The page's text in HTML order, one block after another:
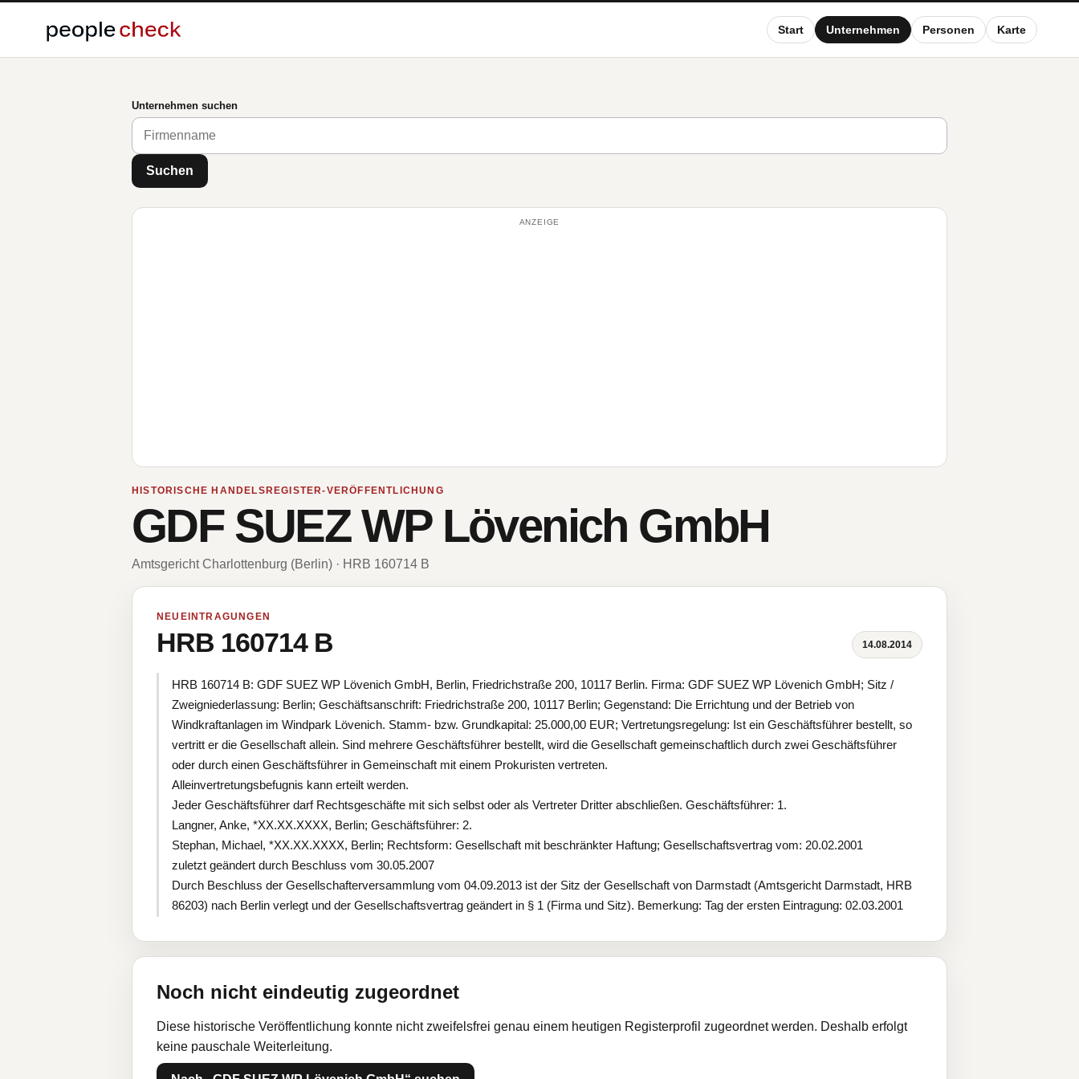
Start Unternehmen Personen Karte
Unternehmen suchen
Suchen
ANZEIGE
HISTORISCHE HANDELSREGISTER-VERÖFFENTLICHUNG
GDF SUEZ WP Lövenich GmbH
Amtsgericht Charlottenburg (Berlin) · HRB 160714 B
NEUEINTRAGUNGEN
HRB 160714 B 14.08.2014
HRB 160714 B: GDF SUEZ WP Lövenich GmbH, Berlin, Friedrichstraße 200, 10117 Berlin. Firma: GDF SUEZ WP Lövenich GmbH; Sitz /
Zweigniederlassung: Berlin; Geschäftsanschrift: Friedrichstraße 200, 10117 Berlin; Gegenstand: Die Errichtung und der Betrieb von
Windkraftanlagen im Windpark Lövenich. Stamm- bzw. Grundkapital: 25.000,00 EUR; Vertretungsregelung: Ist ein Geschäftsführer bestellt, so
vertritt er die Gesellschaft allein. Sind mehrere Geschäftsführer bestellt, wird die Gesellschaft gemeinschaftlich durch zwei Geschäftsführer
oder durch einen Geschäftsführer in Gemeinschaft mit einem Prokuristen vertreten.
Alleinvertretungsbefugnis kann erteilt werden.
Jeder Geschäftsführer darf Rechtsgeschäfte mit sich selbst oder als Vertreter Dritter abschließen. Geschäftsführer: 1.
Langner, Anke, *XX.XX.XXXX, Berlin; Geschäftsführer: 2.
Stephan, Michael, *XX.XX.XXXX, Berlin; Rechtsform: Gesellschaft mit beschränkter Haftung; Gesellschaftsvertrag vom: 20.02.2001
zuletzt geändert durch Beschluss vom 30.05.2007
Durch Beschluss der Gesellschafterversammlung vom 04.09.2013 ist der Sitz der Gesellschaft von Darmstadt (Amtsgericht Darmstadt, HRB
86203) nach Berlin verlegt und der Gesellschaftsvertrag geändert in § 1 (Firma und Sitz). Bemerkung: Tag der ersten Eintragung: 02.03.2001
Noch nicht eindeutig zugeordnet
Diese historische Veröffentlichung konnte nicht zweifelsfrei genau einem heutigen Registerprofil zugeordnet werden. Deshalb erfolgt
keine pauschale Weiterleitung.